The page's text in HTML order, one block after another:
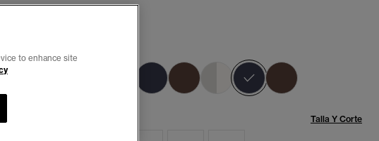
seleccionado
Talla Y Corte
to enhance site